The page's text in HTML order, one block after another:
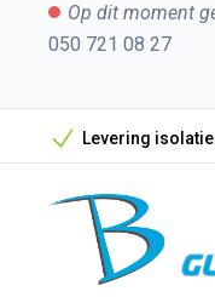
Op dit moment
050 721 08 27
Levering